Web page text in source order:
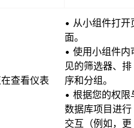
查看仪表
• 从小组件打开
面。
• 使用小组件内
见的筛选器、排
序和分组。
• 根据您的权限
数据库项目进行
交互（例如，更